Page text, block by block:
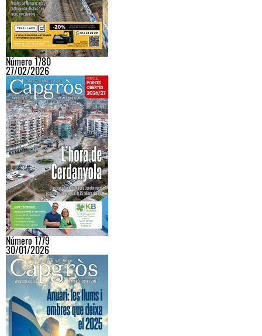
Número 1780
27/02/2026
Número 1779
30/01/2026